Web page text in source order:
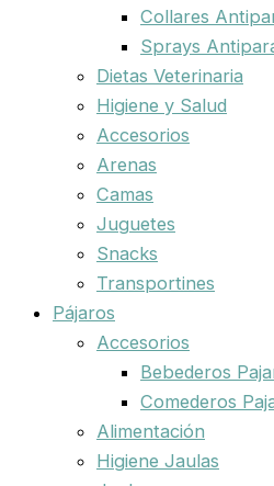
Collares
Sprays
Dietas Veterinaria
Higiene y Salud
Accesorios
Arenas
Camas
Juguetes
Snacks
Transportines
Pájaros
Accesorios
Bebederos
Comederos
Alimentación
Higiene Jaulas